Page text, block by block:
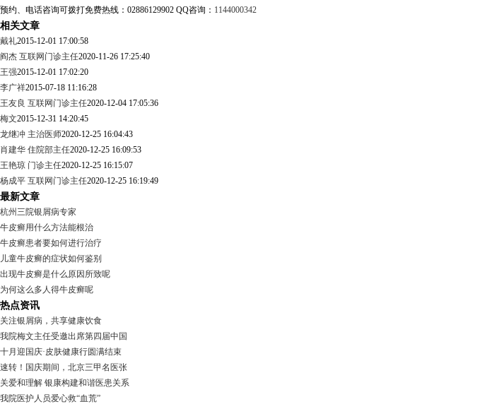
预约、电话咨询可拨打免费热线：02886129902 QQ咨询： 1144000342
相关文章
戴礼2015-12-01 17:00:58
阎杰 互联网门诊主任2020-11-26 17:25:40
王强2015-12-01 17:02:20
李广祥2015-07-18 11:16:28
王友良 互联网门诊主任2020-12-04 17:05:36
梅文2015-12-31 14:20:45
龙继冲 主治医师2020-12-25 16:04:43
肖建华 住院部主任2020-12-25 16:09:53
王艳琼 门诊主任2020-12-25 16:15:07
杨成平 互联网门诊主任2020-12-25 16:19:49
最新文章
杭州三院银屑病专家
牛皮癣用什么方法能根治
牛皮癣患者要如何进行治疗
儿童牛皮癣的症状如何鉴别
出现牛皮癣是什么原因所致呢
为何这么多人得牛皮癣呢
热点资讯
关注银屑病，共享健康饮食
我院梅文主任受邀出席第四届中国
十月迎国庆·皮肤健康行圆满结束
速转！国庆期间，北京三甲名医张
关爱和理解 银康构建和谐医患关系
我院医护人员爱心救“血荒”